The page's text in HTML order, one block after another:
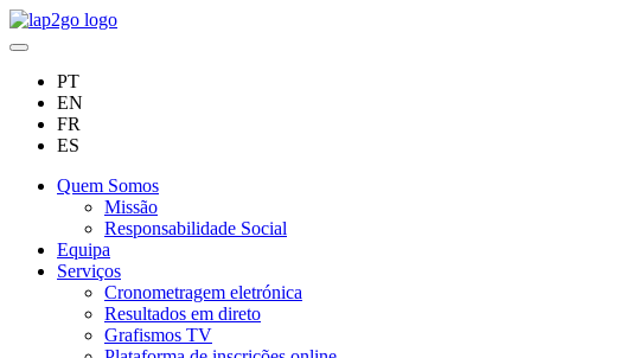
PT
EN
FR
ES
Quem Somos
Missão
Responsabilidade Social
Equipa
Serviços
Cronometragem eletrónica
Resultados em direto
Grafismos TV